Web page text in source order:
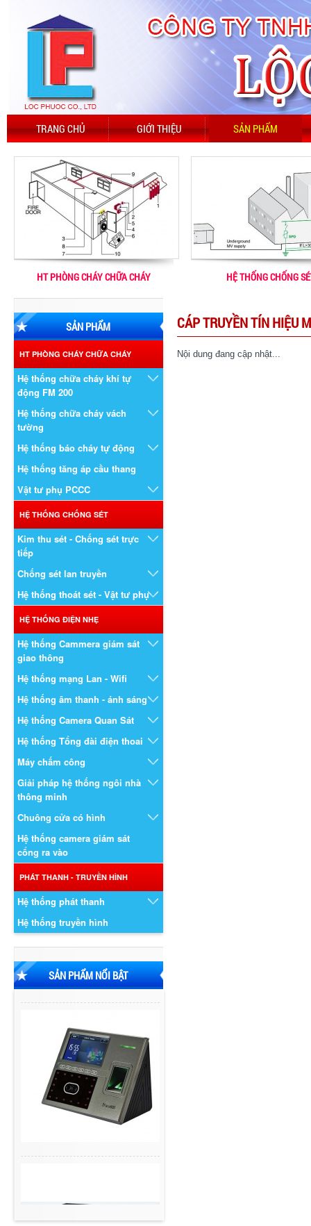
TRANG CHỦ GIỚI THIỆU SẢN PHẨM
HT PHÒNG CHÁY CHỮA CHÁY HỆ THỐNG CHỐNG
SẢN PHẨM
HT PHÒNG CHÁY CHỮA CHÁY
Hệ thống chữa cháy khí tự
động FM 200
Hệ thống chữa cháy vách
tường
Hệ thống báo cháy tự động
Hệ thống tăng áp cầu thang
Vật tư phụ PCCC
HỆ THỐNG CHỐNG SÉT
Kim thu sét - Chống sét trực
tiếp
Chống sét lan truyền
Hệ thống thoát sét - Vật tư phụ
HỆ THỐNG ĐIỆN NHẸ
Hệ thống Cammera giám sát
giao thông
Hệ thống mạng Lan - Wifi
Hệ thống âm thanh - ánh sáng
Hệ thống Camera Quan Sát
Hệ thống Tổng đài điện thoai
Máy chấm công
Giải pháp hệ thống ngôi nhà
thông minh
Chuông cửa có hình
Hệ thống camera giám sát
cổng ra vào
PHÁT THANH - TRUYỀN HÌNH
Hệ thống phát thanh
Hệ thống truyền hình
SẢN PHẨM NỔI BẬT
CÁP TRUYỀN TÍN HIỆU
Nội dung đang cập nhật...